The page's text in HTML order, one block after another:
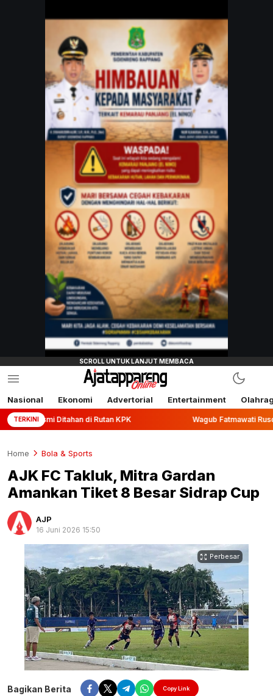
Nasional Ekonomi Advertorial Entertainment
TERKINIdi Rutan KPK Wagub Fatmawati Rusdi Lepas
Home Bola & Sports
AJK FC Takluk, Mitra Gardan
Amankan Tiket 8 Besar Sidrap Cup
AJP
16 Juni 2026 15:50
Perbesar
Bagikan Berita Copy Link